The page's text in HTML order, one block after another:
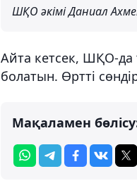
ШҚО әкімі Даниал
Айта кетсек, ШҚО-да
болатын. Өртті
Мақаламен